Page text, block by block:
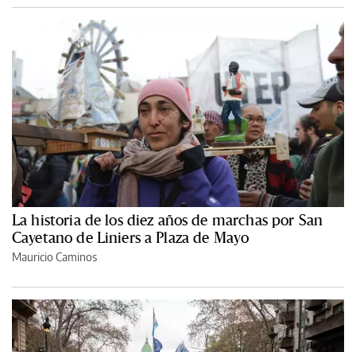
La historia de los diez años de marchas por San
Cayetano de Liniers a Plaza de Mayo
Mauricio Caminos